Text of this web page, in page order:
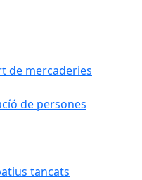
de mercaderies
de persones
tancats